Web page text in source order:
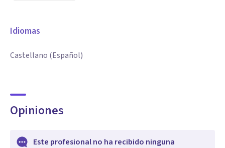
Idiomas
Castellano (Español)
Opiniones
Este profesional no ha recibido ninguna